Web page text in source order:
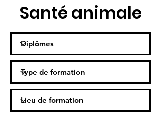
Santé animale